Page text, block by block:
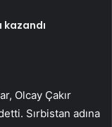
Olcay Çakır
Sırbistan adına